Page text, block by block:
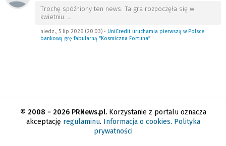
Trochę spóźniony ten news. Ta gra rozpoczęła się w
kwietniu. …
niedz., 5 lip 2026 (20:03) • UniCredit uruchamia pierwszą w Polsce
bankową grę fabularną “Kosmiczna Fortuna”
© 2008 − 2026 PRNews.pl.Korzystanie z portalu oznacza
akceptację regulaminu. Informacja o cookies. Polityka
prywatności